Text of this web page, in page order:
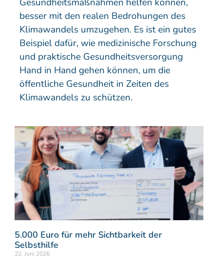
besser mit den realen Bedrohungen des
Klimawandels umzugehen. Es ist ein gutes
Beispiel dafür, wie medizinische Forschung
und praktische Gesundheitsversorgung
Hand in Hand gehen können, um die
öffentliche Gesundheit in Zeiten des
Klimawandels zu schützen.
5.000 Euro für mehr Sichtbarkeit der
Selbsthilfe
22. Juni 2026